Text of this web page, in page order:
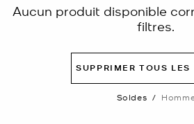
Aucun produit disponible
filtres.
SUPPRIMER TOUS LES
Soldes /